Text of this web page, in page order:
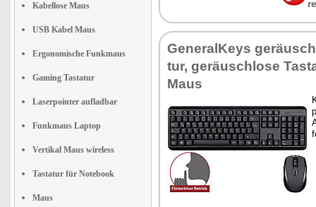
Kabellose Maus
USB Kabel Maus
Ergonomische Funkmaus
Gaming Tastatur
Laserpointer aufladbar
Funkmaus Laptop
Vertikal Maus wireless
Tastatur für Notebook
Maus
Ge­ne­ral­Keys
tur, ge­räusch­lo­se
Maus